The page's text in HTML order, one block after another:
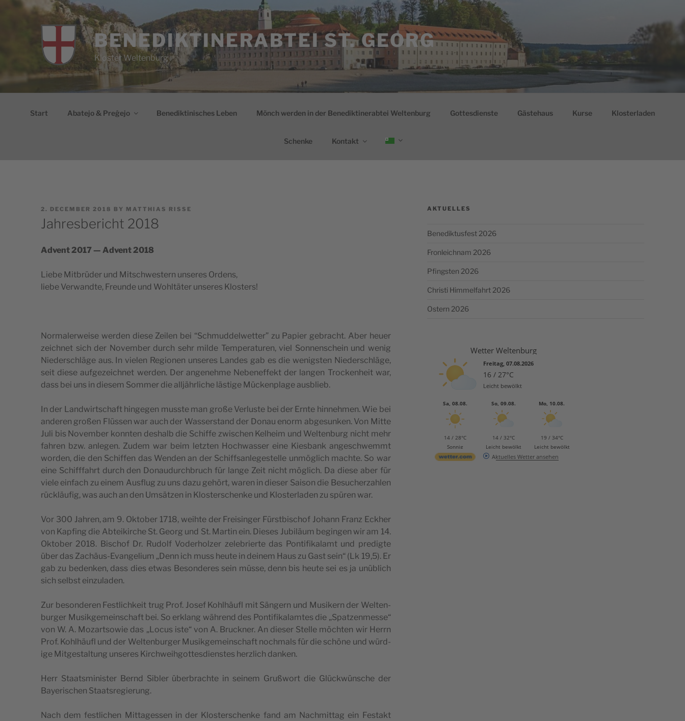
BENEDIKTINERABTEI ST. GEORG
Kloster Weltenburg
Start Abatejo & Preĝejo Benediktinisches Leben Mönch werden in der Benediktinerabtei Weltenburg Gottesdienste Gästehaus Kurse Klosterladen
Schenke Kontakt
POSTED
2. DECEMBER 2018 BY MATTHIAS RISSE
Jahresbericht 2018
Advent 2017 — Advent 2018
Lie­be Mit­brüder und Mit­sc­hwe­s­tern unse­res Ordens,
lie­be Verwand­te, Fre­un­de und Wohl­täter unse­res Klosters!
Nor­ma­le­rwe­i­se wer­den die­se Zei­len bei “Schmud­de­lwet­ter” zu Papi­er gebrac­ht. Aber heu­er
zeic­hnet sich der Novem­ber durch sehr mil­de Tem­pe­ra­tu­ren, viel Son­nen­sc­he­in und wenig
Nie­der­sc­hläge aus. In vie­len Regi­o­nen unse­res Lan­des gab es die wenig­s­ten Nie­der­sc­hläge,
seit die­se auf­ge­ze­ic­hnet wer­den. Der ange­ne­hme Nebe­nef­fekt der lan­gen Troc­ken­he­it war,
dass bei uns in die­sem Som­mer die alljähr­lic­he läs­t­ige Müc­ken­pla­ge ausblieb.
In der Lan­dwirt­sc­ha­ft hin­ge­gen mus­s­te man gro­ße Ver­lu­s­te bei der Ern­te hin­ne­hmen. Wie bei
ande­ren gro­ßen Flüs­sen war auch der Was­ser­s­tand der Donau enorm abge­sun­ken. Von Mit­te
Juli bis Novem­ber konn­ten des­halb die Schif­fe zwi­sc­hen Kel­he­im und Wel­ten­burg nic­ht mehr
fahren bzw. anle­gen. Zudem war beim letz­ten Hoc­hwas­ser eine Kie­s­bank ange­sc­hwemmt
wor­den, die den Schif­fen das Wen­den an der Schiffsan­le­ge­s­tel­le unmöglich mac­hte. So war
eine Schifffa­hrt durch den Dona­u­durc­hbruch für lan­ge Zeit nic­ht möglich. Da die­se aber für
vie­le ein­fach zu einem Aus­flug zu uns dazu gehört, waren in die­ser Sai­son die Besuc­her­za­hlen
rüc­kläu­fig, was auch an den Umsät­zen in Klo­s­ter­sc­hen­ke und Klo­s­ter­la­den zu spüren war.
Vor 300 Jahren, am 9. Okt­ober 1718, wei­hte der Fre­i­sin­ger Für­st­bi­sc­hof Johann Franz Eck­her
von Kap­fing die Abte­i­kirc­he St. Georg und St. Mar­tin ein. Die­ses Jubi­läum begin­gen wir am 14.
Okt­ober 2018. Bisc­hof Dr. Rudolf Voder­hol­zer zele­bri­er­te das Pon­tifi­ka­lamt und pre­dig­te
über das Zac­häus-Evan­ge­li­um „Denn ich muss heu­te in dei­nem Haus zu Gast sein“ (Lk 19,5). Er
gab zu beden­ken, dass dies etwas Beson­de­res sein müs­se, denn bis heu­te sei es ja unüblich
sich selbst einzuladen.
Zur beson­de­ren Fes­tlic­hke­it trug Prof. Josef Kohl­häu­fl mit Sän­gern und Musi­kern der Wel­ten­
bur­ger Musik­ge­me­in­sc­ha­ft bei. So erklang während des Pon­tifi­ka­lam­tes die „Spat­ze­n­mes­se“
von W. A. Mozart­so­wie das „Locus iste“ von A. Bruck­ner. An die­ser Stel­le möc­hten wir Herrn
Prof. Kohl­häu­fl und der Wel­ten­bur­ger Musik­ge­me­in­sc­ha­ft noc­hmals für die schöne und wür­d­
ige Mit­ge­s­tal­tung unse­res Kirc­hwe­i­hgot­tes­di­en­stes herz­lich danken.
Herr Sta­ats­mi­ni­s­ter Bernd Sibler über­brac­hte in sei­nem Gru­ßwort die Glüc­kwün­sc­he der
Baye­ri­sc­hen Staatsregierung.
Nach dem fes­tlic­hen Mit­ta­ges­sen in der Klo­s­ter­sc­hen­ke fand am Nac­hmit­tag ein Fes­takt
AKTUELLES
Benediktusfest 2026
Fronleichnam 2026
Pfingsten 2026
Christi Himmelfahrt 2026
Ostern 2026
Wetter Weltenburg
Freitag, 07.08.2026
16 / 27°C
Leicht bewölkt
Sa, 08.08.
14 / 28°C
Sonnig
So, 09.08.
14 / 32°C
Leicht bewölkt
Mo, 10.08.
19 / 34°C
Leicht bewölkt
Aktuelles Wetter ansehen